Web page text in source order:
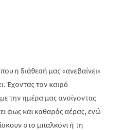
η διάθεσή μας «ανεβαίνει»
Έχοντας τον καιρό
την ημέρα μας ανοίγοντας
φως και καθαρός αέρας, ενώ
στο μπαλκόνι ή τη